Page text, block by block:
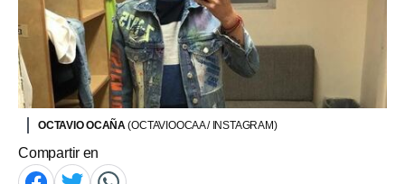
OCTAVIO OCAÑA(OCTAVIOOCAA / INSTAGRAM)
Compartir en